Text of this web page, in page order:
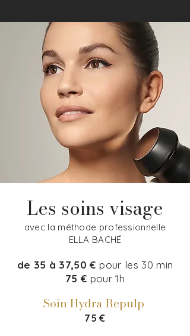
Les soins visage
avec la méthode professionnelle
ELLA BACHÉ
de 35 à 37,50 € pour les 30 min
75 € pour 1h
Soin Hydra Repulp
75 €